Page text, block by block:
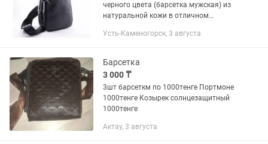
черного цвета (барсетка мужская) из
натуральной кожи в отличном
Была куплена в магазине за 33 000
Усть-Каменогорск, 3 августа
Барсетка
3 000 ₸
3шт барсеткм по 1000тенге Портмоне
1000тенге Козырек солнцезащитный
1000тенге
Актау, 3 августа